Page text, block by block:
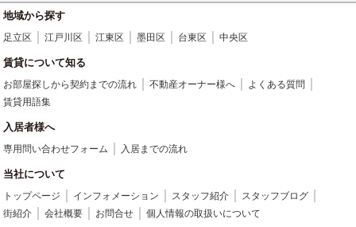
地域から探す
足立区 江戸川区 江東区 墨田区 台東区 中央区
賃貸について知る
お部屋探しから契約までの流れ 不動産オーナー様へ
よくある質問
賃貸用語集
入居者様へ
専用問い合わせフォーム 入居までの流れ
当社について
トップページ インフォメーション スタッフ紹介
スタッフブログ
街紹介
会社概要 お問合せ 個人情報の取扱いについて